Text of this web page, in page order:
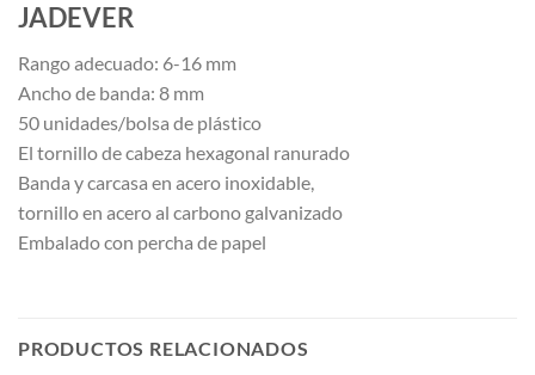
JADEVER
Rango adecuado: 6-16 mm
Ancho de banda: 8 mm
50 unidades/bolsa de plástico
El tornillo de cabeza hexagonal ranurado
Banda y carcasa en acero inoxidable,
tornillo en acero al carbono galvanizado
Embalado con percha de papel
PRODUCTOS RELACIONADOS